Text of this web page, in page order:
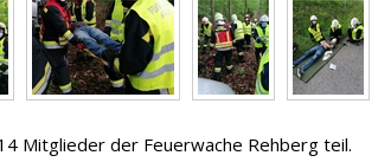
Mitglieder der Feuerwache Rehberg teil.